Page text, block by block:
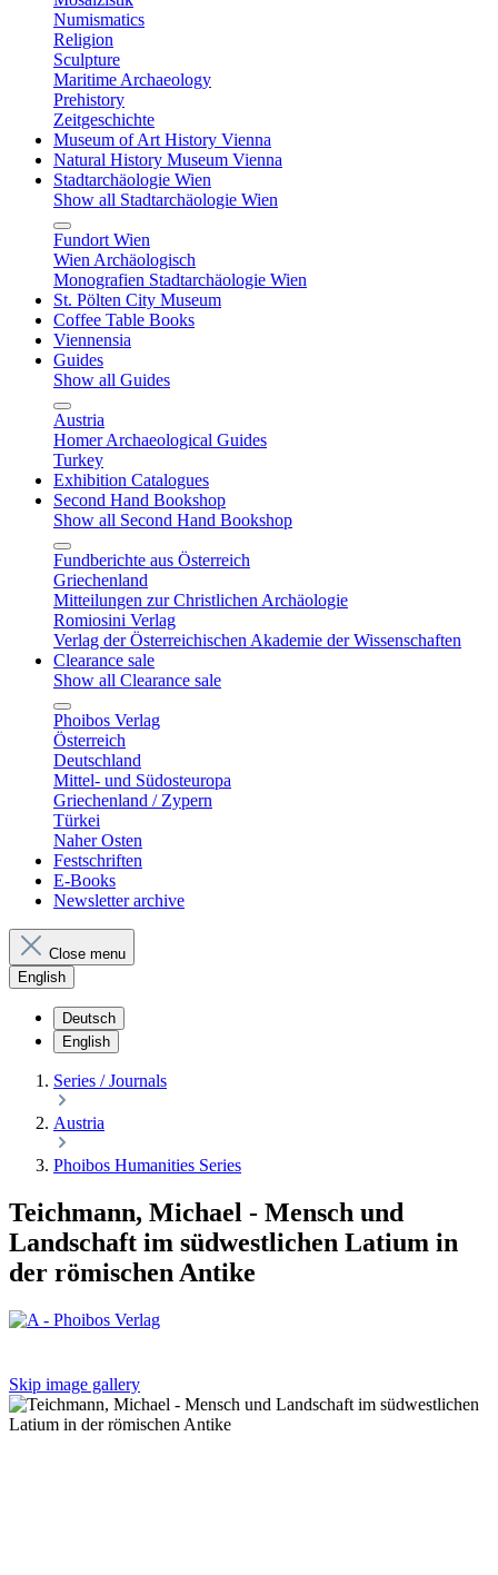
Numismatics
Religion
Sculpture
Maritime Archaeology
Prehistory
Zeitgeschichte
Museum of Art History Vienna
Natural History Museum Vienna
Stadtarchäologie Wien
Show all Stadtarchäologie Wien
Fundort Wien
Wien Archäologisch
Monografien Stadtarchäologie Wien
St. Pölten City Museum
Coffee Table Books
Viennensia
Guides
Show all Guides
Austria
Homer Archaeological Guides
Turkey
Exhibition Catalogues
Second Hand Bookshop
Show all Second Hand Bookshop
Fundberichte aus Österreich
Griechenland
Mitteilungen zur Christlichen Archäologie
Romiosini Verlag
Verlag der Österreichischen Akademie der Wissenschaften
Clearance sale
Show all Clearance sale
Phoibos Verlag
Österreich
Deutschland
Mittel- und Südosteuropa
Griechenland / Zypern
Türkei
Naher Osten
Festschriften
E-Books
Newsletter archive
Close menu
English
Deutsch
English
Series / Journals
Austria
Phoibos Humanities Series
Teichmann, Michael - Mensch und
Landschaft im südwestlichen Latium in
der römischen Antike
Skip image gallery